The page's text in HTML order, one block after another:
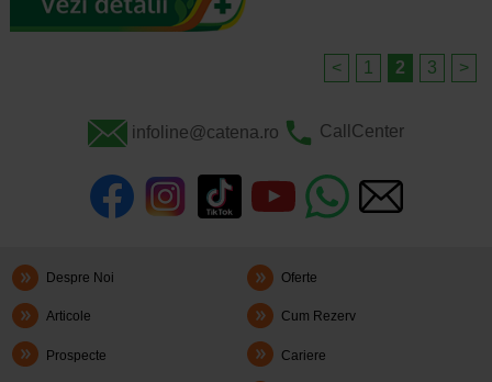
< 1 2 3 >
infoline@catena.ro CallCenter
Despre Noi Oferte
Articole Cum Rezerv
Prospecte Cariere